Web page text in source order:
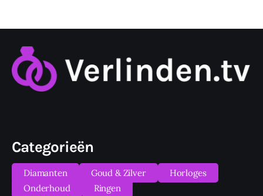
Categorieën
Diamanten Goud & Zilver
Horloges
Onderhoud
Ringen